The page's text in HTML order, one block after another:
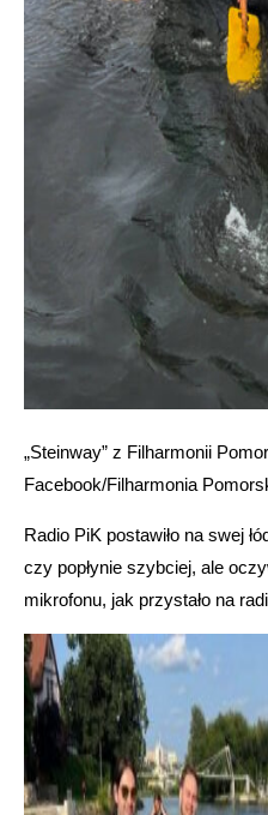
„Steinway” z Filharmonii
Facebook/Filharmonia
Radio PiK postawiło na swej
czy popłynie szybciej, ale
mikrofonu, jak przystało na